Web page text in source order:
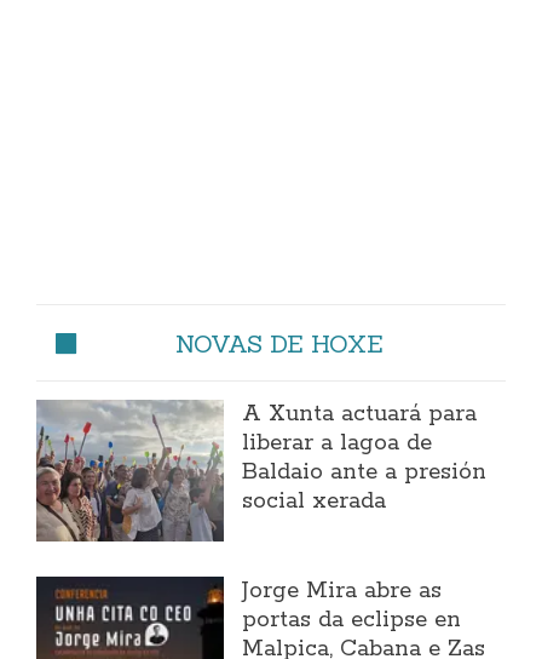
NOVAS DE HOXE
A Xunta actuará para
liberar a lagoa de
Baldaio ante a presión
social xerada
Jorge Mira abre as
portas da eclipse en
Malpica, Cabana e Zas